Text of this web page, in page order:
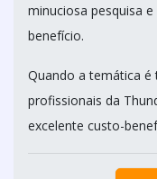
minuciosa pesquisa
benefício.
Quando a temática
profissionais da
excelente custo-